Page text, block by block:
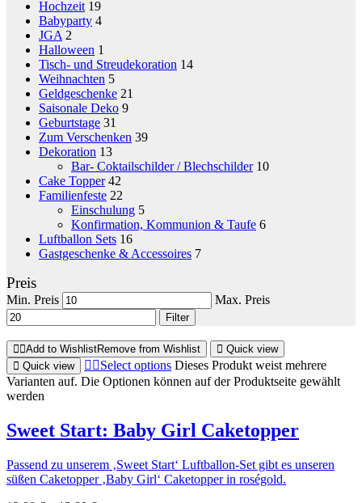
Hochzeit 19
Babyparty 4
JGA 2
Halloween 1
Tisch- und Streudekoration 14
Weihnachten 5
Geldgeschenke 21
Saisonale Deko 9
Geburtstage 31
Zum Verschenken 39
Dekoration 13
Bar- Coktailschilder / Blechschilder 10
Cake Topper 42
Familienfeste 22
Einschulung 5
Konfirmation, Kommunion & Taufe 6
Luftballon Sets 16
Gastgeschenke & Accessoires 7
Preis
Min. Preis Max. Preis
Filter
Add to WishlistRemove from Wishlist
Quick view
Quick view
Select options Dieses Produkt weist mehrere
Varianten auf. Die Optionen können auf der Produktseite gewählt
werden
Sweet Start: Baby Girl Caketopper
Passend zu unserem ‚Sweet Start‘ Luftballon-Set gibt es unseren
süßen Caketopper ‚Baby Girl‘ Caketopper in roségold.